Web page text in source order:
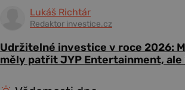
Lukáš Richtár
Redaktor investice.cz
Udržitelné investice v roce 2026:
měly patřit JYP Entertainment, ale